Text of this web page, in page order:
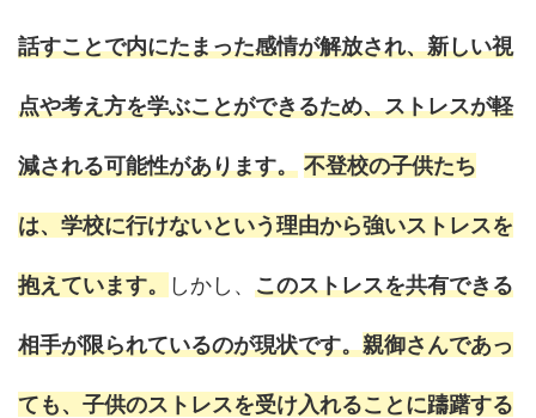
話すことで内にたまった感情が解放され、新しい視
点や考え方を学ぶことができるため、ストレスが軽
減される可能性があります。 不登校の子供たち
は、学校に行けないという理由から強いストレスを
抱えています。 しかし、 このストレスを共有できる
相手が限られているのが現状です。親御さんであっ
ても、子供のストレスを受け入れることに躊躇する